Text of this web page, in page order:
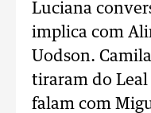
Luciana
implica com
Uodson.
tiraram do
falam com